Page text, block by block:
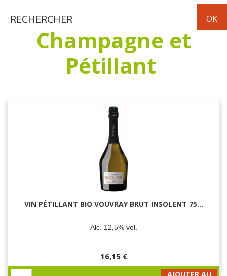
Champagne et
Pétillant
VIN PÉTILLANT BIO VOUVRAY BRUT INSOLENT 75...
Alc. 12,5% vol.
16,15 €